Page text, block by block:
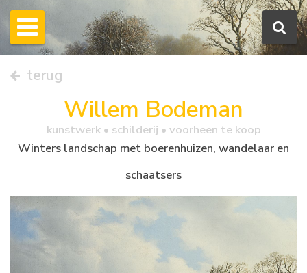
terug
Willem Bodeman
kunstwerk • schilderij • voorheen te koop
Winters landschap met boerenhuizen, wandelaar en
schaatsers